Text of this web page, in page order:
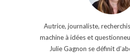
Autrice, journaliste,
machine à idées et
Julie Gagnon se définit